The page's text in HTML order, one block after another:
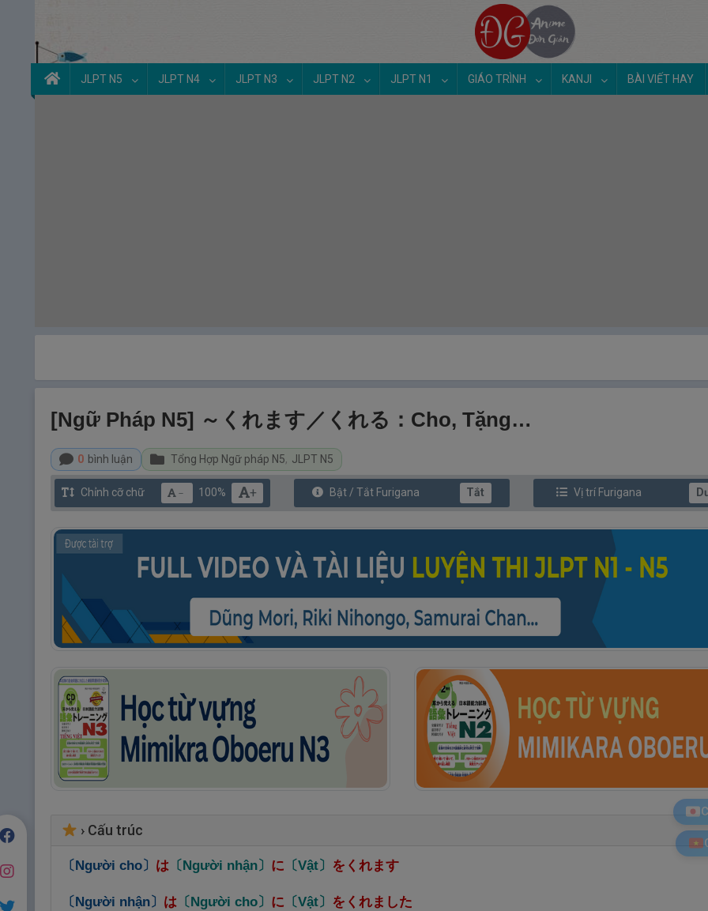
JLPT N5 JLPT N4 JLPT N3 JLPT N2 JLPT N1 GIÁO TRÌNH KANJI BÀI VIẾT HAY
[Ngữ Pháp N5] ～くれます／くれる：Cho, Tặng…
0 bình luận Tổng Hợp Ngữ pháp N5, JLPT N5
Chỉnh cỡ chữ － 100% + Bật / Tắt Furigana Tắt Vị trí Furigana
› Cấu trúc
〔Người cho〕 は〔Người nhận〕 に 〔Vật〕 をくれます
〔Người nhận〕 は〔Người cho〕 に 〔Vật〕 をくれました